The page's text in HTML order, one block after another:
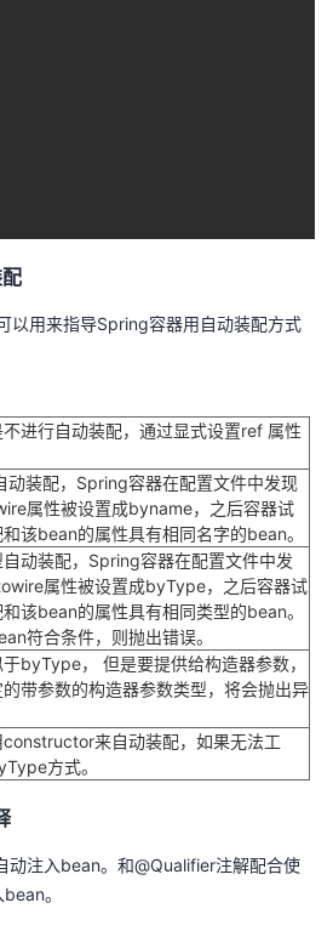
以用来指导Spring容器用自动装配方式
进行自动装配，通过显式设置ref 属性
动装配，Spring容器在配置文件中发现
属性被设置成byname，之后容器试
该bean的属性具有相同名字的bean。
动装配，Spring容器在配置文件中发
属性被设置成byType，之后容器试
该bean的属性具有相同类型的bean。
符合条件，则抛出错误。
byType， 但是要提供给构造器参数，
带参数的构造器参数类型，将会抛出异
来自动装配，如果无法工
方式。
注入bean。和@Qualifier注解配合使
。